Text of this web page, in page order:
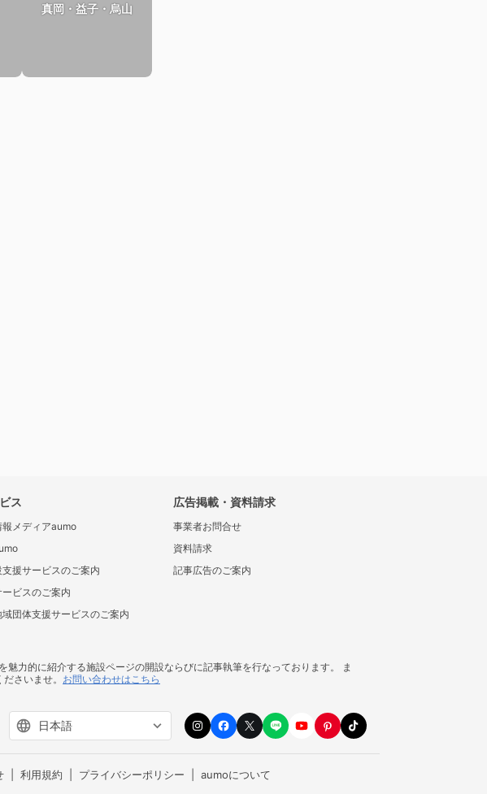
真岡・益子・烏山
ス
報メディアaumo
援サービスのご案内
ビスのご案内
団体支援サービスのご案内
広告掲載・資料請求
事業者お問合せ
資料請求
記事広告のご案内
力的に紹介する施設ページの開設ならびに記事執筆を行なっております。 ま
さいませ。 お問い合わせはこちら
利用規約 プライバシーポリシー aumoについて